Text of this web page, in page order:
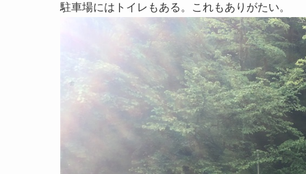
駐車場にはトイレもある。これもありがたい。